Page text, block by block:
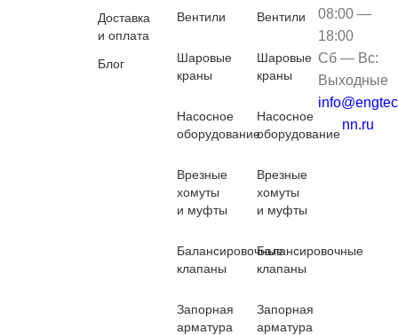
Доставка
и оплата
Блог
Вентили
Шаровые
краны
Насосное
оборудование
Врезные
хомуты
и муфты
Балансировочные
клапаны
Запорная
арматура
Вентили
Шаровые
краны
Насосное
оборудование
Врезные
хомуты
и муфты
Балансировочные
клапаны
Запорная
арматура
08:00 —
18:00
Сб — Вс:
Выходные
nn.ru